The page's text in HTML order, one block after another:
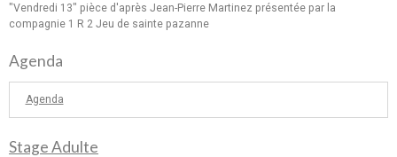
"Vendredi 13" pièce d'après Jean-Pierre Martinez présentée par la
compagnie 1 R 2 Jeu de sainte pazanne
Agenda
Agenda
Stage Adulte